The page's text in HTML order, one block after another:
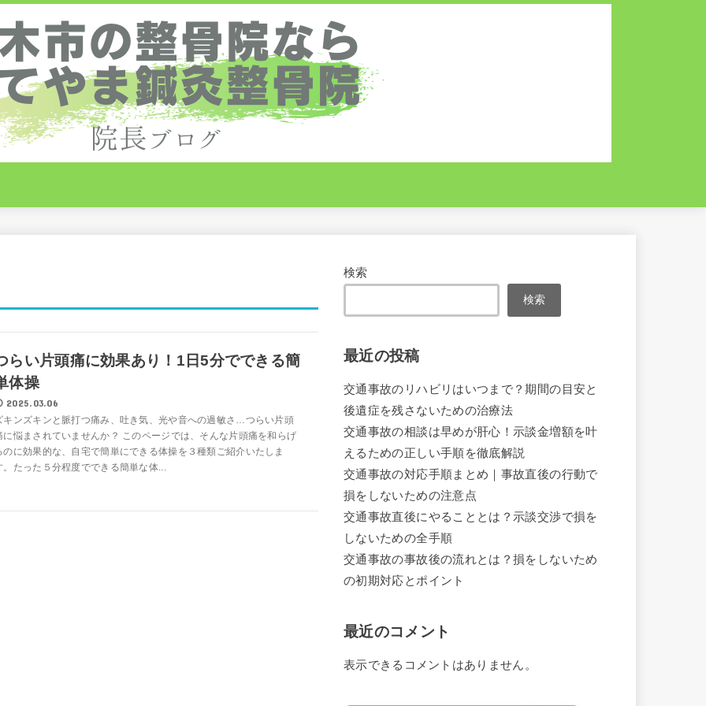
らい片頭痛に効果あり！1日5分でできる簡
体操
2025.03.06
キンズキンと脈打つ痛み、吐き気、光や音への過敏さ…つらい片頭
に悩まされていませんか？ このページでは、そんな片頭痛を和らげ
のに効果的な、自宅で簡単にできる体操を３種類ご紹介いたしま
。たった５分程度でできる簡単な体...
検索
検索
最近の投稿
交通事故のリハビリはいつまで？期間の目安と
後遺症を残さないための治療法
交通事故の相談は早めが肝心！示談金増額を叶
えるための正しい手順を徹底解説
交通事故の対応手順まとめ｜事故直後の行動で
損をしないための注意点
交通事故直後にやることとは？示談交渉で損を
しないための全手順
交通事故の事故後の流れとは？損をしないため
の初期対応とポイント
最近のコメント
表示できるコメントはありません。